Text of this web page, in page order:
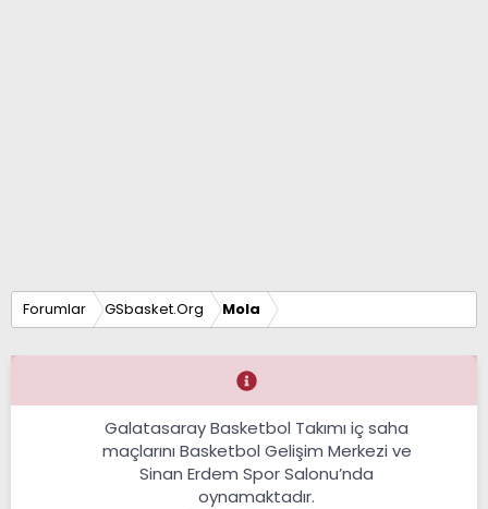
Forumlar GSbasket.Org Mola
Galatasaray Basketbol Takımı iç saha
maçlarını Basketbol Gelişim Merkezi ve
Sinan Erdem Spor Salonu’nda
oynamaktadır.